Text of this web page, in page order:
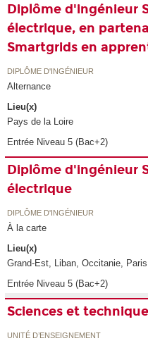
Diplôme d'ingénieur
électrique, en
Smartgrids en
DIPLÔME D'INGÉNIEUR
Alternance
Lieu(x)
Pays de la Loire
Entrée Niveau 5 (Bac+2)
Diplôme d'ingénieur
électrique
DIPLÔME D'INGÉNIEUR
À la carte
Lieu(x)
Grand-Est, Liban, Occitanie, Paris
Entrée Niveau 5 (Bac+2)
Sciences et
UNITÉ D’ENSEIGNEMENT